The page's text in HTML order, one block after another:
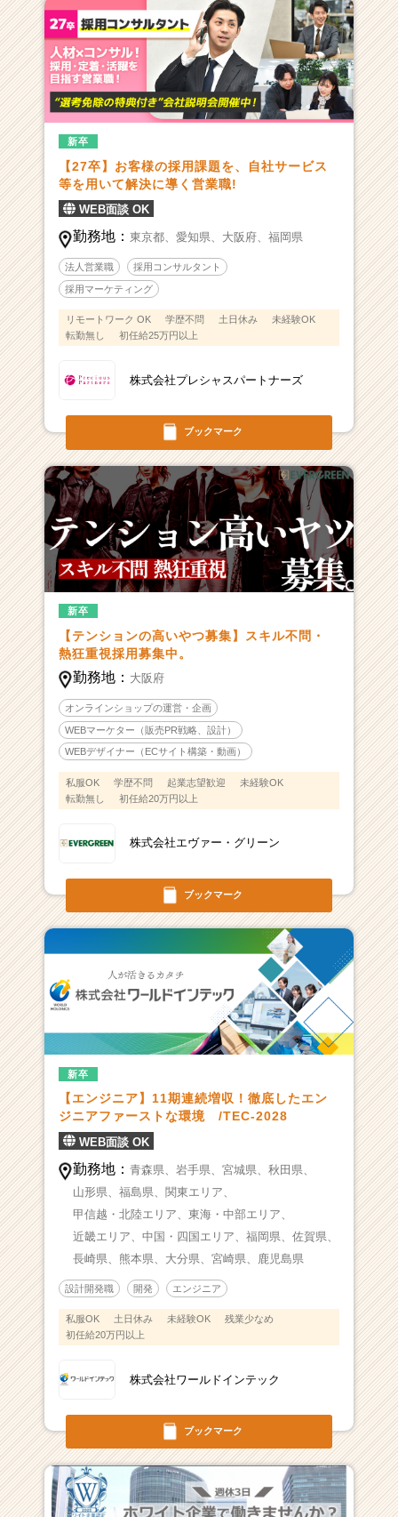
ブックマーク
新卒
【27卒】お客様の採用課題を、自社サービス
等を用いて解決に導く営業職!
WEB面談 OK
勤務地： 東京都、 愛知県、 大阪府、 福岡県
法人営業職 採用コンサルタント
採用マーケティング
リモートワーク OK 学歴不問 土日休み
未経験OK
転勤無し
初任給25万円以上
株式会社プレシャスパートナーズ
ブックマーク
新卒
【テンションの高いやつ募集】スキル不問・
熱狂重視採用募集中。
勤務地： 大阪府
オンラインショップの運営・企画
WEBマーケター（販売PR戦略、設計）
WEBデザイナー（ECサイト構築・動画）
私服OK 学歴不問 起業志望歓迎
未経験OK
転勤無し
初任給20万円以上
株式会社エヴァー・グリーン
ブックマーク
新卒
【エンジニア】11期連続増収！徹底したエン
ジニアファーストな環境 /TEC-2028
WEB面談 OK
勤務地： 青森県、 岩手県、 宮城県、 秋田県、
山形県、 福島県、 関東エリア、
甲信越・北陸エリア、 東海・中部エリア、
近畿エリア、 中国・四国エリア、 福岡県、 佐賀県、
長崎県、 熊本県、 大分県、 宮崎県、 鹿児島県
設計開発職 開発 エンジニア
私服OK 土日休み 未経験OK
残業少なめ
初任給20万円以上
株式会社ワールドインテック